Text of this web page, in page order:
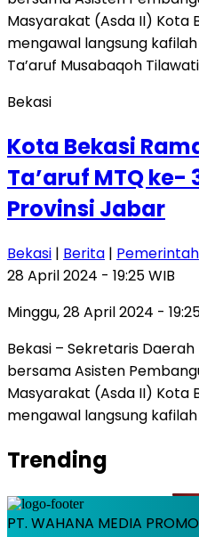
Bekasi
Kota Bekasi
Ta’aruf MTQ ke-
Provinsi Jabar
Bekasi | Berita |
28 April 2024 - 19:25 WIB
Minggu, 28 April 2024 -
Bekasi – Sekretaris
bersama Asisten
Masyarakat (Asda II) Kota
mengawal langsung
Trending
PT. WAHANA MEDIA